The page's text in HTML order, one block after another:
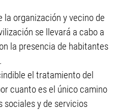
organización y vecino de
se llevará a cabo a
la presencia de habitantes
el tratamiento del
cuanto es el único camino
sociales y de servicios